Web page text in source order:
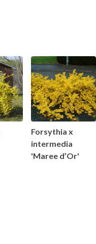
Forsythia x
intermedia
'Maree d’Or'